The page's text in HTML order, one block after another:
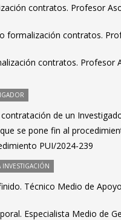
contratos. Profesor
formalización contratos.
contratos. Profesor
de un
se pone fin al
PUI/2024-239
INVESTIGACIÓN
Técnico Medio de
Especialista Medio de